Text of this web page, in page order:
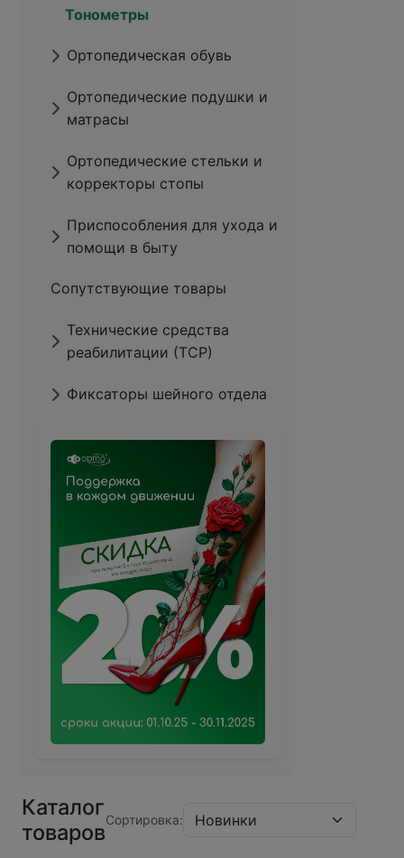
Тонометры
Ортопедическая обувь
Ортопедические подушки и
матрасы
Ортопедические стельки и
корректоры стопы
Приспособления для ухода и
помощи в быту
Сопутствующие товары
Технические средства
реабилитации (ТСР)
Фиксаторы шейного отдела
Каталог
товаровСортировка: